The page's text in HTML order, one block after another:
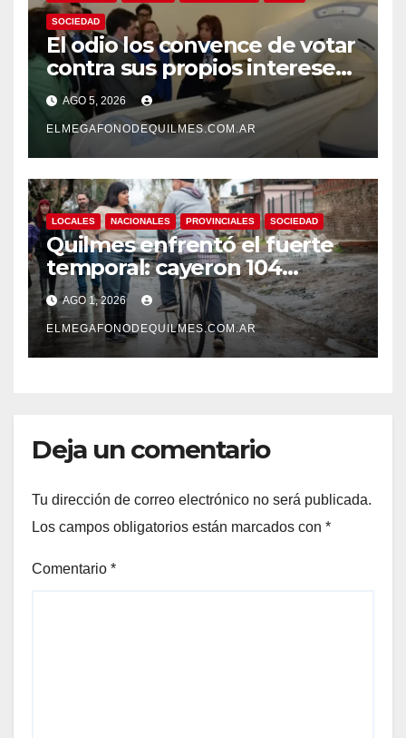
SOCIEDAD
El odio los convence de votar
contra sus propios intereses.
Una Sociedad atrapada en la
grieta
AGO 5, 2026
ELMEGAFONODEQUILMES.COM.AR
LOCALES NACIONALES PROVINCIALES SOCIEDAD
Quilmes enfrentó el fuerte
temporal: cayeron 104
milímetros de lluvia en 24
horas.
AGO 1, 2026
ELMEGAFONODEQUILMES.COM.AR
Deja un comentario
Tu dirección de correo electrónico no será publicada.
Los campos obligatorios están marcados con *
Comentario *